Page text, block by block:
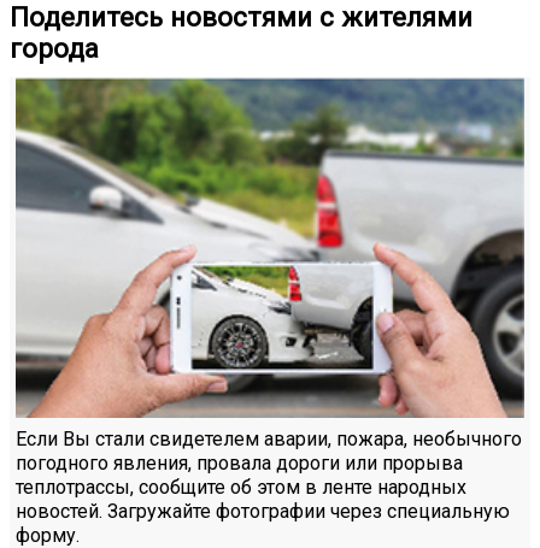
Поделитесь новостями с жителями
города
Если Вы стали свидетелем аварии, пожара, необычного
погодного явления, провала дороги или прорыва
теплотрассы, сообщите об этом в ленте народных
новостей. Загружайте фотографии через специальную
форму.